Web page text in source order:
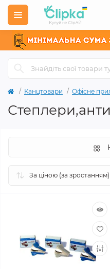
Канцтовари Офісне